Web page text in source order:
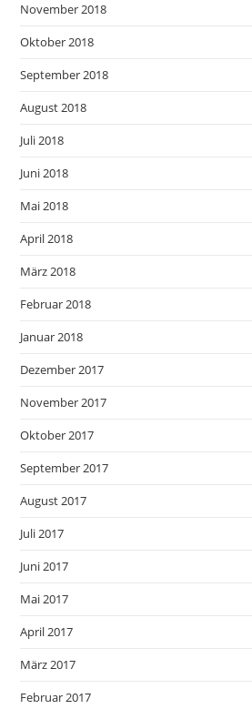
November 2018
Oktober 2018
September 2018
August 2018
Juli 2018
Juni 2018
Mai 2018
April 2018
März 2018
Februar 2018
Januar 2018
Dezember 2017
November 2017
Oktober 2017
September 2017
August 2017
Juli 2017
Juni 2017
Mai 2017
April 2017
März 2017
Februar 2017